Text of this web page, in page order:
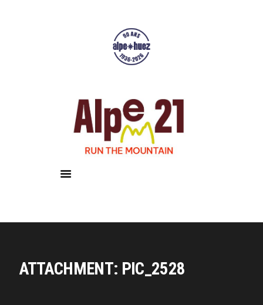
ATTACHMENT: PIC_2528
Résultats
Galerie
Infos pratiques